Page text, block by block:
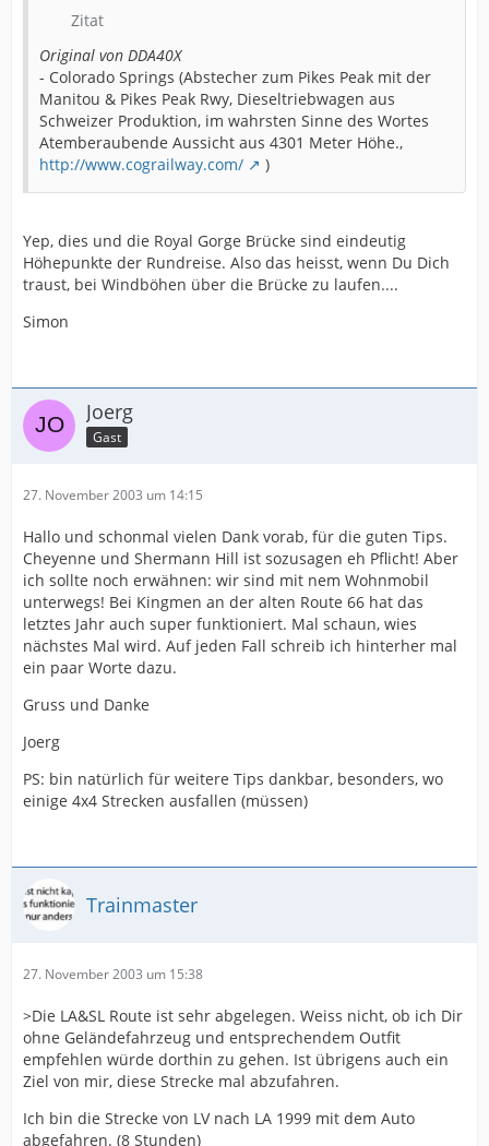
Zitat
Original von DDA40X
- Colorado Springs (Abstecher zum Pikes Peak mit der
Manitou & Pikes Peak Rwy, Dieseltriebwagen aus
Schweizer Produktion, im wahrsten Sinne des Wortes
Atemberaubende Aussicht aus 4301 Meter Höhe.,
http://www.cograilway.com/
)
Yep, dies und die Royal Gorge Brücke sind eindeutig
Höhepunkte der Rundreise. Also das heisst, wenn Du Dich
traust, bei Windböhen über die Brücke zu laufen....
Simon
Joerg
Gast
27. November 2003 um 14:15
Hallo und schonmal vielen Dank vorab, für die guten Tips.
Cheyenne und Shermann Hill ist sozusagen eh Pflicht! Aber
ich sollte noch erwähnen: wir sind mit nem Wohnmobil
unterwegs! Bei Kingmen an der alten Route 66 hat das
letztes Jahr auch super funktioniert. Mal schaun, wies
nächstes Mal wird. Auf jeden Fall schreib ich hinterher mal
ein paar Worte dazu.
Gruss und Danke
Joerg
PS: bin natürlich für weitere Tips dankbar, besonders, wo
einige 4x4 Strecken ausfallen (müssen)
Trainmaster
27. November 2003 um 15:38
>Die LA&SL Route ist sehr abgelegen. Weiss nicht, ob ich Dir
ohne Geländefahrzeug und entsprechendem Outfit
empfehlen würde dorthin zu gehen. Ist übrigens auch ein
Ziel von mir, diese Strecke mal abzufahren.
Ich bin die Strecke von LV nach LA 1999 mit dem Auto
abgefahren. (8 Stunden)